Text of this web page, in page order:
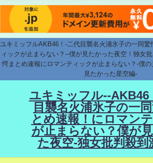
ユキミッフルAKB46！-二代目襲名火浦氷子の一同
ィックが止まらない？--僕が見たかった夜空！独女
愕まとめ速報にロマンティックが止まらない？-僕
見たかった星空編-
ユキミッフル--AKB46
目襲名火浦氷子の一
とめ速報！にロマン
が止まらない？僕が
た夜空-独女批判殺到